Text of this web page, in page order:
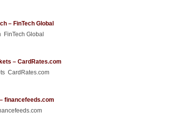
– FinTech Global
FinTech Global
– CardRates.com
CardRates.com
financefeeds.com